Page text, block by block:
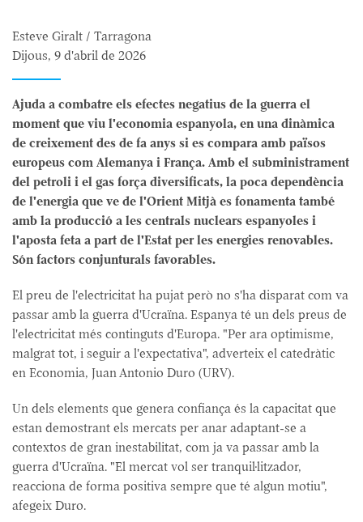
Esteve Giralt / Tarragona
Dijous, 9 d'abril de 2026
Ajuda a combatre els efectes negatius de la guerra el
moment que viu l'economia espanyola, en una dinàmica
de creixement des de fa anys si es compara amb països
europeus com Alemanya i França.Amb el subministrament
del petroli i el gas força diversificats, la poca dependència
de l'energia que ve de l'Orient Mitjà es fonamenta també
amb la producció a les centrals nuclears espanyoles i
l'aposta feta a part de l'Estat per les energies renovables.
Són factors conjunturals favorables.
El preu de l'electricitat ha pujat però no s'ha disparat com va
passar amb la guerra d'Ucraïna. Espanya té un dels preus de
l'electricitat més continguts d'Europa. "Per ara optimisme,
malgrat tot, i seguir a l'expectativa", adverteix el catedràtic
en Economia, Juan Antonio Duro (URV).
Un dels elements que genera confiança és la capacitat que
estan demostrant els mercats per anar adaptant-se a
contextos de gran inestabilitat, com ja va passar amb la
guerra d'Ucraïna. "El mercat vol ser tranquil·litzador,
reacciona de forma positiva sempre que té algun motiu",
afegeix Duro.